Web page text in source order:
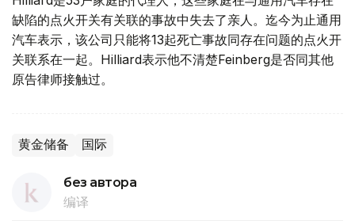
缺陷的点火开关有关联的事故中失去了亲人。迄今为止通用
汽车表示，该公司只能将13起死亡事故同存在问题的点火开
关联系在一起。Hilliard表示他不清楚Feinberg是否同其他
原告律师接触过。
黄金储备 国际
без автора
编译